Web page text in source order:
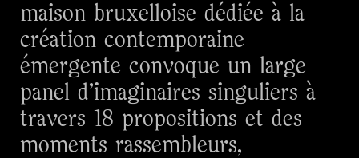
maison bruxelloise dédiée à la
création contemporaine
émergente convoque un large
panel d'imaginaires singuliers à
travers 18 propositions et des
moments rassembleurs,